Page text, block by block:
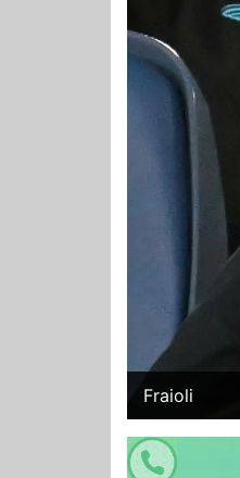
Fraioli